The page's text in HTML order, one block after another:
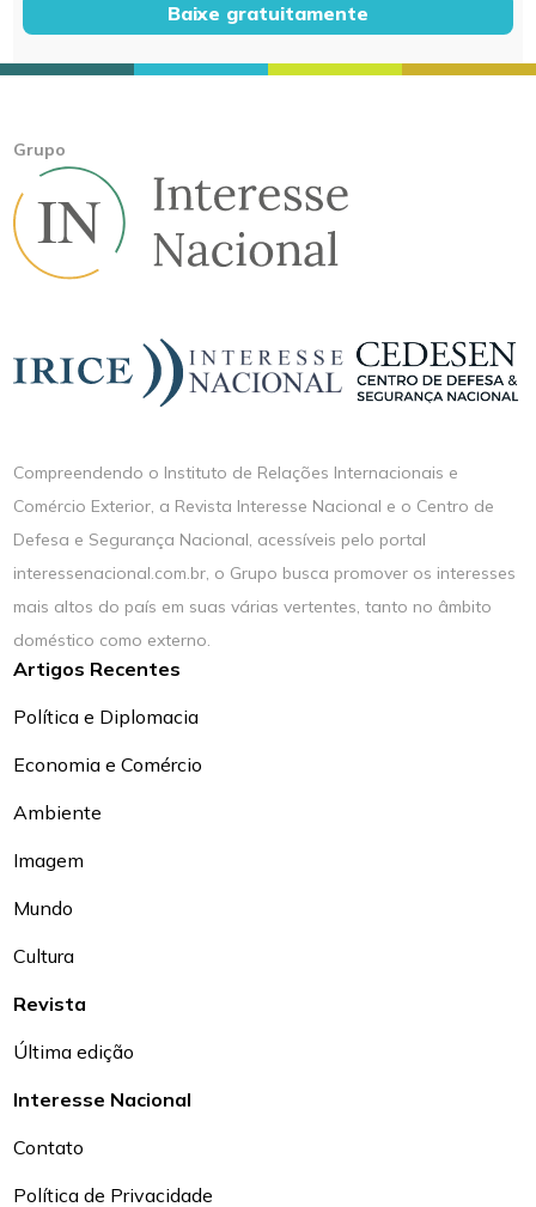
Baixe gratuitamente
Grupo
Compreendendo o Instituto de Relações Internacionais e
Comércio Exterior, a Revista Interesse Nacional e o Centro de
Defesa e Segurança Nacional, acessíveis pelo portal
interessenacional.com.br, o Grupo busca promover os interesses
mais altos do país em suas várias vertentes, tanto no âmbito
doméstico como externo.
Artigos Recentes
Política e Diplomacia
Economia e Comércio
Ambiente
Imagem
Mundo
Cultura
Revista
Última edição
Interesse Nacional
Contato
Política de Privacidade